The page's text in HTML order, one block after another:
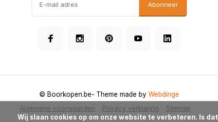
Abonneer
Algemene voorwaarden Privacy verklaring Sitemap
© Boorkopen.be- Theme made by Webdinge